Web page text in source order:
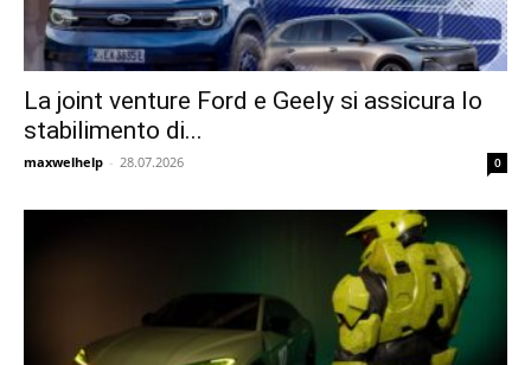
La joint venture Ford e Geely si assicura lo
stabilimento di...
maxwelhelp - 28.07.2026 0